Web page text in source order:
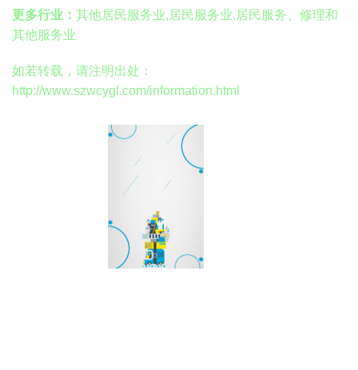
更多行业： 其他居民服务业,居民服务业,居民服务、修理和
其他服务业
如若转载，请注明出处：
http://www.szwcygl.com/information.html